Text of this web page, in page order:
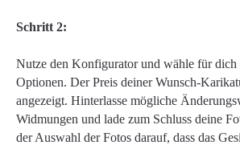
Schritt 2:
Nutze den Konfigurator und wähle für dich
Optionen. Der Preis deiner Wunsch-
angezeigt. Hinterlasse mögliche
Widmungen und lade zum Schluss deine
der Auswahl der Fotos darauf, dass das